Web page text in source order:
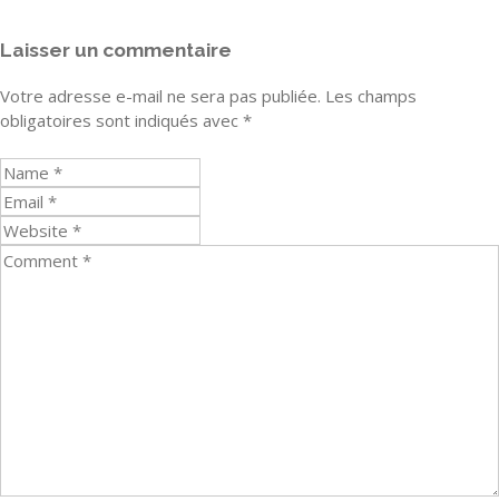
Laisser un commentaire
Votre adresse e-mail ne sera pas publiée. Les champs
obligatoires sont indiqués avec *